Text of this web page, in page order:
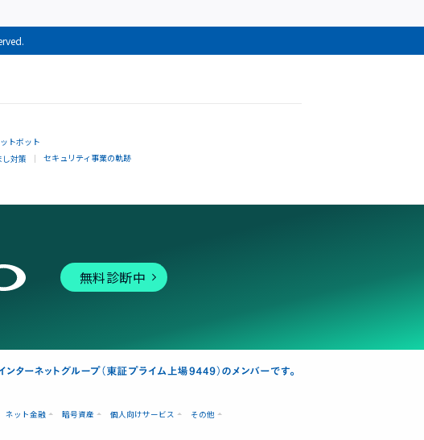
トボット
し対策 セキュリティ事業の軌跡
無料診断中
ネット金融 暗号資産 個人向けサービス その他